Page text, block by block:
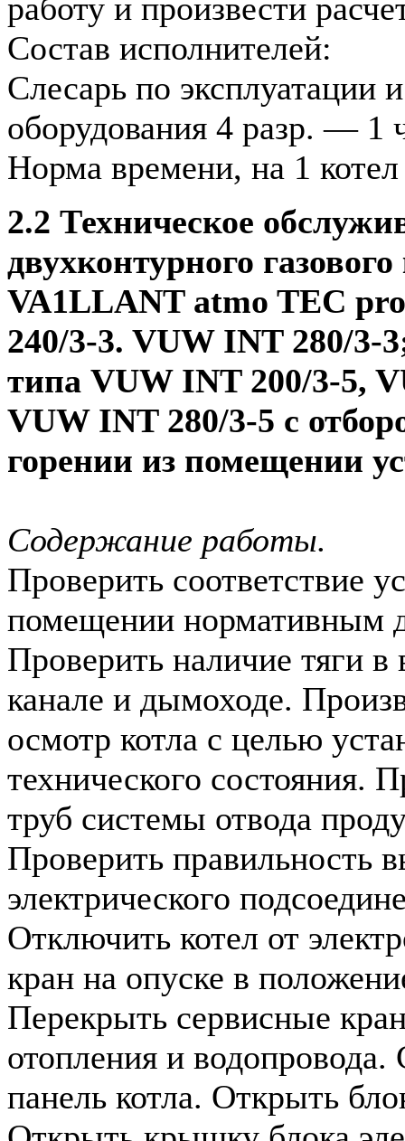
работу и произвести
Состав исполнителей:
Слесарь по эксплуатации
оборудования 4 разр. — 1
Норма времени, на 1
2.2 Техническое
двухконтурного
VA1LLANT atmo TEC
240/3-3. VUW INT 280/3-
типа VUW INT 200/3-5,
VUW INT 280/3-5 с
горении из помещении
Содержание работы.
Проверить соответствие
помещении нормативным
Проверить наличие тяги
канале и дымоходе.
осмотр котла с целью
технического состояния.
труб системы отвода
Проверить правильность
электрического
Отключить котел от
кран на опуске в
Перекрыть сервисные
отопления и
панель котла. Открыть